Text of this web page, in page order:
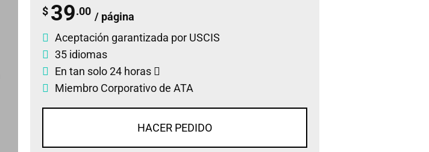
$ 39.00 / página
Aceptación garantizada por USCIS
35 idiomas
En tan solo 24 horas
Miembro Corporativo de ATA
HACER PEDIDO